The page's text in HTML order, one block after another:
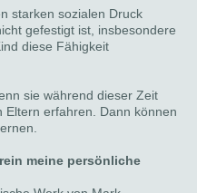
starken sozialen Druck
gefestigt ist, insbesondere
diese Fähigkeit
sie während dieser Zeit
Eltern erfahren. Dann können
meine persönliche